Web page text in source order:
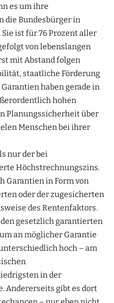
es um ihre
die Bundesbürger in
ist für 76 Prozent aller
von lebenslangen
mit Abstand folgen
staatliche Förderung
haben gerade in
hohen
Planungssicherheit über
Menschen bei ihrer
nur der bei
Höchstrechnungszins.
Garantien in Form von
oder der zugesicherten
des Rentenfaktors.
gesetzlich garantierten
an möglicher Garantie
hoch – am
in der
Andererseits gibt es dort